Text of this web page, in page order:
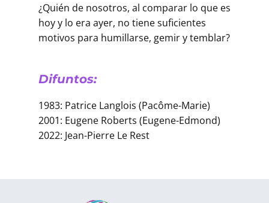
¿Quién de nosotros, al comparar lo que es
hoy y lo era ayer, no tiene suficientes
motivos para humillarse, gemir y temblar?
Difuntos:
1983: Patrice Langlois (Pacôme-Marie)
2001: Eugene Roberts (Eugene-Edmond)
2022: Jean-Pierre Le Rest